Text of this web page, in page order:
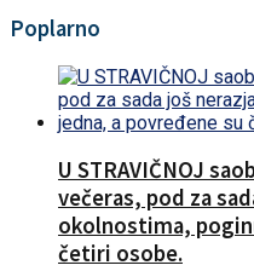
Poplarno
U STRAVIČNOJ
večeras, pod za
okolnostima,
četiri osobe.